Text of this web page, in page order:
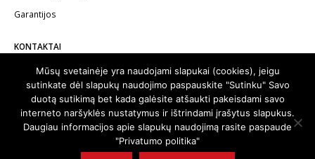
Garantijos
KONTAKTAI
Telefonas:+370 602 62622
El.paštas: info@autodalykai.lt
Mūsų svetainėje yra naudojami slapukai (cookies), jeigu
sutinkate dėl slapukų naudojimo paspauskite "Sutinku" Savo
duotą sutikimą bet kada galėsite atšaukti pakeisdami savo
interneto naršyklės nustatymus ir ištrindami įrašytus slapukus.
Daugiau informacijos apie slapukų naudojimą rasite paspaude
"Privatumo politika"